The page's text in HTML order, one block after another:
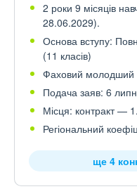
2 роки 9 місяців
28.06.2029).
Основа вступу:
(11 класів)
Фаховий молодший
Подача заяв: 6
Місця: контракт — 1.
Регіональний
ще 4